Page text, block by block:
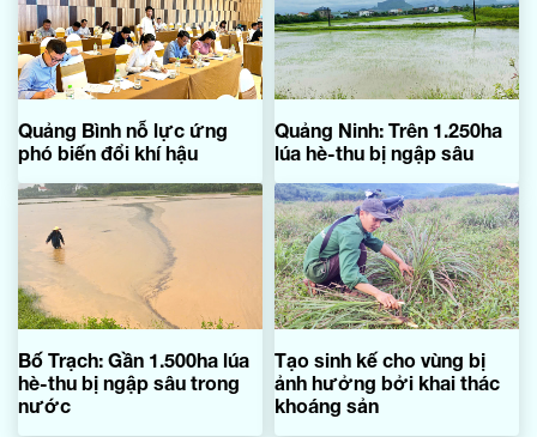
Quảng Bình nỗ lực ứng
phó biến đổi khí hậu
Quảng Ninh: Trên 1.250ha
lúa hè-thu bị ngập sâu
Bố Trạch: Gần 1.500ha lúa
hè-thu bị ngập sâu trong
nước
Tạo sinh kế cho vùng bị
ảnh hưởng bởi khai thác
khoáng sản